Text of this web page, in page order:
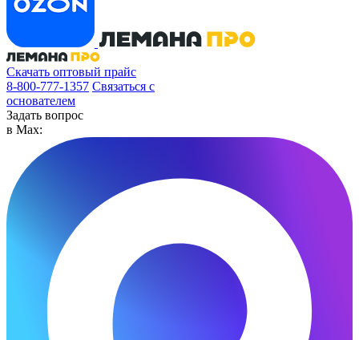
Скачать оптовый прайс
8-800-777-1357 Связаться с
основателем
Задать вопрос
в Max: